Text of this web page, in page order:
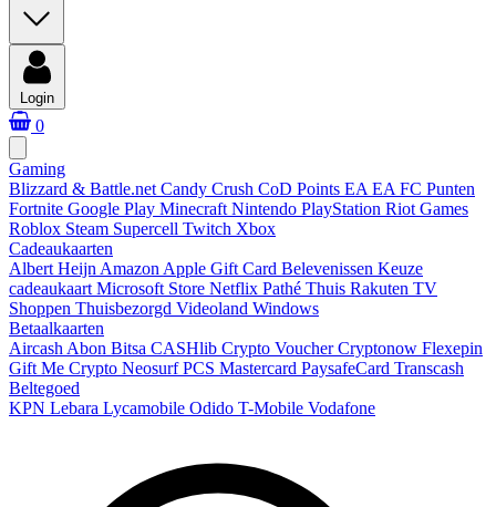
Login
0
Gaming
Blizzard & Battle.net Candy Crush CoD Points EA EA FC Punten
Fortnite Google Play Minecraft Nintendo PlayStation Riot Games
Roblox Steam Supercell Twitch Xbox
Cadeaukaarten
Albert Heijn Amazon Apple Gift Card Belevenissen Keuze
cadeaukaart Microsoft Store Netflix Pathé Thuis Rakuten TV
Shoppen Thuisbezorgd Videoland Windows
Betaalkaarten
Aircash Abon Bitsa CASHlib Crypto VoucherCryptonow Flexepin
Gift Me Crypto NeosurfPCS Mastercard PaysafeCard Transcash
Beltegoed
KPN Lebara Lycamobile Odido T-Mobile Vodafone